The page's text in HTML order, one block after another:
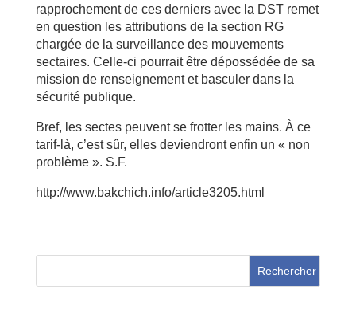
rapprochement de ces derniers avec la DST remet
en question les attributions de la section RG
chargée de la surveillance des mouvements
sectaires. Celle-ci pourrait être dépossédée de sa
mission de renseignement et basculer dans la
sécurité publique.
Bref, les sectes peuvent se frotter les mains. À ce
tarif-là, c’est sûr, elles deviendront enfin un « non
problème ». S.F.
http://www.bakchich.info/article3205.html